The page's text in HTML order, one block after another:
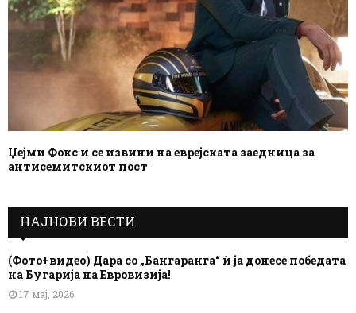
Џејми Фокс и се извини на еврејската заедница за
антисемитскиот пост
НАЈНОВИ ВЕСТИ
(Фото+видео) Дара со „Бангаранга“ ѝ ја донесе победата
на Бугарија на Евровизија!
17 мај, 2026